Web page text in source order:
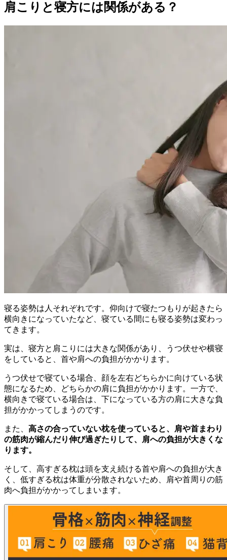
肩こりと寝方には関係がある？
寝る姿勢は人それぞれです。仰向けで寝たつもりが起きたら
横向きになっていたなど、寝ている間にも寝る姿勢は変わっ
てきます。
実は、寝方と肩こりには大きな関係があり、うつ伏せや横寝
をしていると、首や肩への負担がかかります。
うつ伏せで寝ている場合、顔を左右どちらかに向けている状
態になるため、どちらかの肩に負担がかかります。一方で、
横向きで寝ている場合は、下になっている方の肩に大きな負
担がかかってしまうのです。
また、 高さの合っていない枕を使っていると、肩や首まわり
の筋肉が縮んだり伸び過ぎたりして、肩への負担が大きくな
ります。
そして、高すぎる枕は頭を支え続ける首や肩への負担が大き
く、低すぎる枕は体重が分散されないため、肩や首周りの筋
肉へ負担がかかってしまいます。